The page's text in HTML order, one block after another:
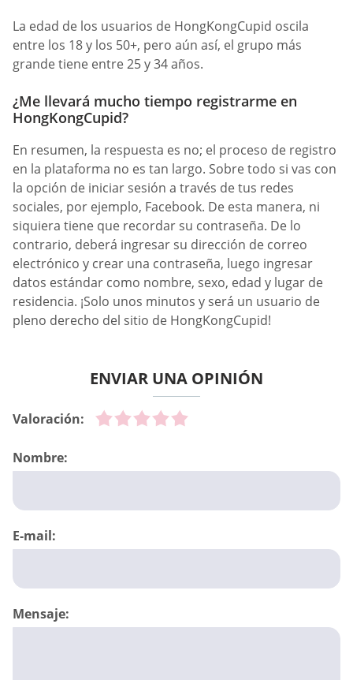
La edad de los usuarios de HongKongCupid oscila
entre los 18 y los 50+, pero aún así, el grupo más
grande tiene entre 25 y 34 años.
¿Me llevará mucho tiempo registrarme en
HongKongCupid?
En resumen, la respuesta es no; el proceso de registro
en la plataforma no es tan largo. Sobre todo si vas con
la opción de iniciar sesión a través de tus redes
sociales, por ejemplo, Facebook. De esta manera, ni
siquiera tiene que recordar su contraseña. De lo
contrario, deberá ingresar su dirección de correo
electrónico y crear una contraseña, luego ingresar
datos estándar como nombre, sexo, edad y lugar de
residencia. ¡Solo unos minutos y será un usuario de
pleno derecho del sitio de HongKongCupid!
ENVIAR UNA OPINIÓN
Valoración:
Nombre:
E-mail:
Mensaje: